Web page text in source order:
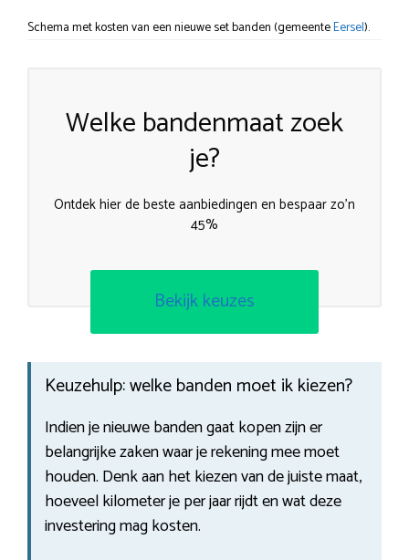
Schema met kosten van een nieuwe set banden (gemeenteEersel).
Welke bandenmaat zoek
je?
Ontdek hier de beste aanbiedingen en bespaar zo’n
45%
Bekijk keuzes
Keuzehulp: welke banden moet ik kiezen?
Indien je nieuwe banden gaat kopen zijn er
belangrijke zaken waar je rekening mee moet
houden. Denk aan het kiezen van de juiste maat,
hoeveel kilometer je per jaar rijdt en wat deze
investering mag kosten.